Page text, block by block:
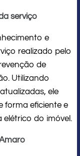
serviço
e
realizado pelo
de
Utilizando
ele
forma eficiente e
elétrico do imóvel.